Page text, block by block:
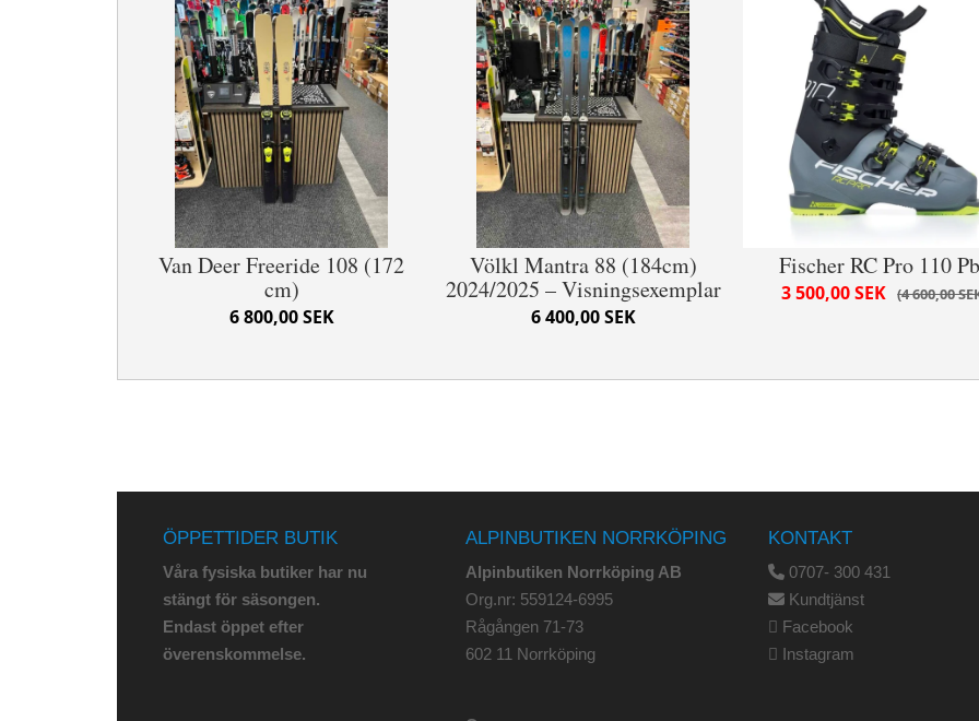
Van Deer Freeride 108 (172
cm)
6 800,00 SEK
Völkl Mantra 88 (184cm)
2024/2025 – Visningsexemplar
6 400,00 SEK
Fischer RC Pro 110
4 600,00
3 500,00 SEK
ÖPPETTIDER BUTIK
Våra fysiska butiker har nu
stängt för säsongen.
Endast öppet efter
överenskommelse.
ALPINBUTIKEN NORRKÖPING
Alpinbutiken Norrköping AB
Org.nr: 559124-6995
Rågången 71-73
602 11 Norrköping
KONTAKT
0707- 300 431
Kundtjänst
Facebook
Instagram